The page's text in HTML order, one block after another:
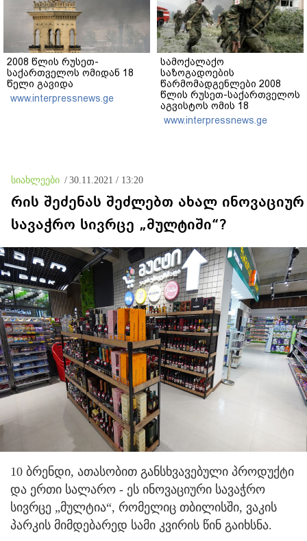
2008 წლის რუსეთ-
საქართველოს ომიდან 18
წელი გავიდა
www.interpressnews.ge
სამოქალაქო
საზოგადოების
წარმომადგენლები 2008
წლის რუსეთ-საქართველოს
აგვისტოს ომის 18
წლისთავთან
დაკავშირებით ერთობლივ
www.interpressnews.ge
სიახლეები / 30.11.2021 / 13:20
რის შეძენას შეძლებთ ახალ ინოვაციურ
სავაჭრო სივრცე „მულტიში“?
10 ბრენდი, ათასობით განსხვავებული პროდუქტი
და ერთი სალარო - ეს ინოვაციური სავაჭრო
სივრცე „მულტია“, რომელიც თბილისში, ვაკის
პარკის მიმდებარედ სამი კვირის წინ გაიხსნა.